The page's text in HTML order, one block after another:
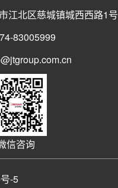
江北区慈城镇城西西路1号
83005999
信咨询
-5